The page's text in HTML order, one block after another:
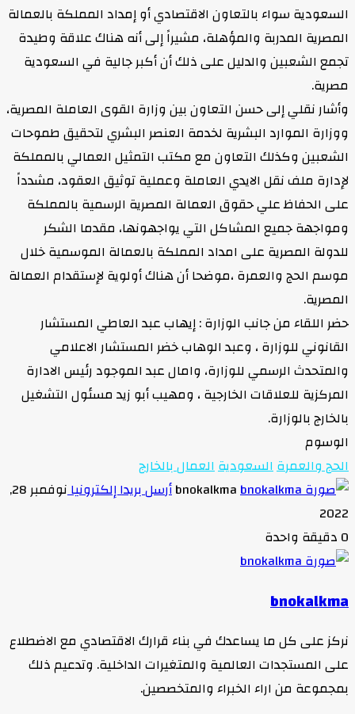
السعودية سواء بالتعاون الاقتصادي أو إمداد المملكة بالعمالة
المصرية المدربة والمؤهلة، مشيراً إلى أنه هناك علاقة وطيدة
تجمع الشعبين والدليل على ذلك أن أكبر جالية في السعودية
مصرية.
وأشار نقلي إلى حسن التعاون بين وزارة القوى العاملة المصرية،
ووزارة الموارد البشرية لخدمة العنصر البشري لتحقيق طموحات
الشعبين وكذلك التعاون مع مكتب التمثيل العمالي بالمملكة
لإدارة ملف نقل الايدي العاملة وعملية توثيق العقود، مشدداً
على الحفاظ علي حقوق العمالة المصرية الرسمية بالمملكة
ومواجهة جميع المشاكل التي يواجهونها، مقدما الشكر
للدولة المصرية على امداد المملكة بالعمالة الموسمية خلال
موسم الحج والعمرة ،موضحا أن هناك أولوية لإستقدام العمالة
المصرية.
حضر اللقاء من جانب الوزارة : إيهاب عبد العاطي المستشار
القانوني للوزارة ، وعبد الوهاب خضر المستشار الاعلامي
والمتحدث الرسمي للوزارة، وامال عبد الموجود رئيس الادارة
المركزية للعلاقات الخارجية ، ومهيب أبو زيد مسئول التشغيل
بالخارج بالوزارة.
الوسوم
الحج والعمرةالسعوديةالعمال بالخارج
bnokalkmaأرسل بريدا إلكترونيا
نوفمبر 28,
2022
0 دقيقة واحدة
bnokalkma
نركز على كل ما يساعدك في بناء قرارك الاقتصادي مع الاضطلاع
على المستجدات العالمية والمتغيرات الداخلية. وتدعيم ذلك
بمجموعة من اراء الخبراء والمتخصصين.